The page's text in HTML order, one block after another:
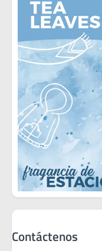
Contáctenos